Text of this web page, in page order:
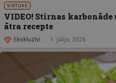
VIRTUVE
VIDEO! Stirnas
ātra recepte
Ekskluzīvi 1. jūlijs, 2026